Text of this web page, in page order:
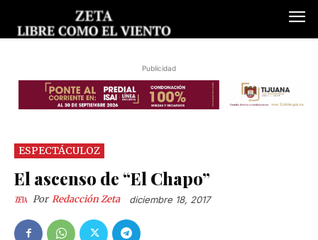
Publicidad
ESPECTÁCULOZ
El ascenso de “El Chapo”
Por Redacción Zeta diciembre 18, 2017